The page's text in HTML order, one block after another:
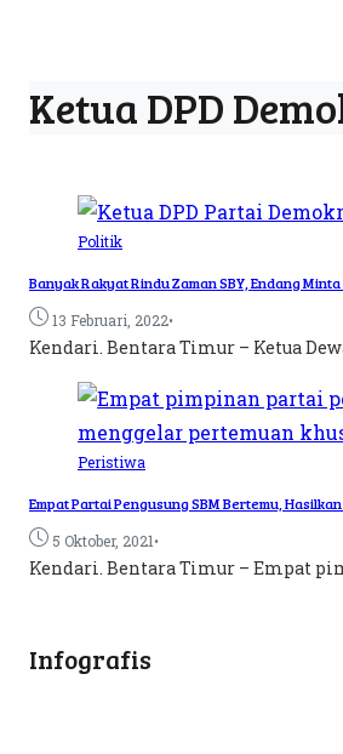
Ketua DPD
Politik
Banyak Rakyat Rindu Zaman SBY, Endang
13 Februari, 2022•
Kendari. Bentara Timur – Ketua
Peristiwa
Empat Partai Pengusung SBM Bertemu,
5 Oktober, 2021•
Kendari. Bentara Timur – Empat
Infografis